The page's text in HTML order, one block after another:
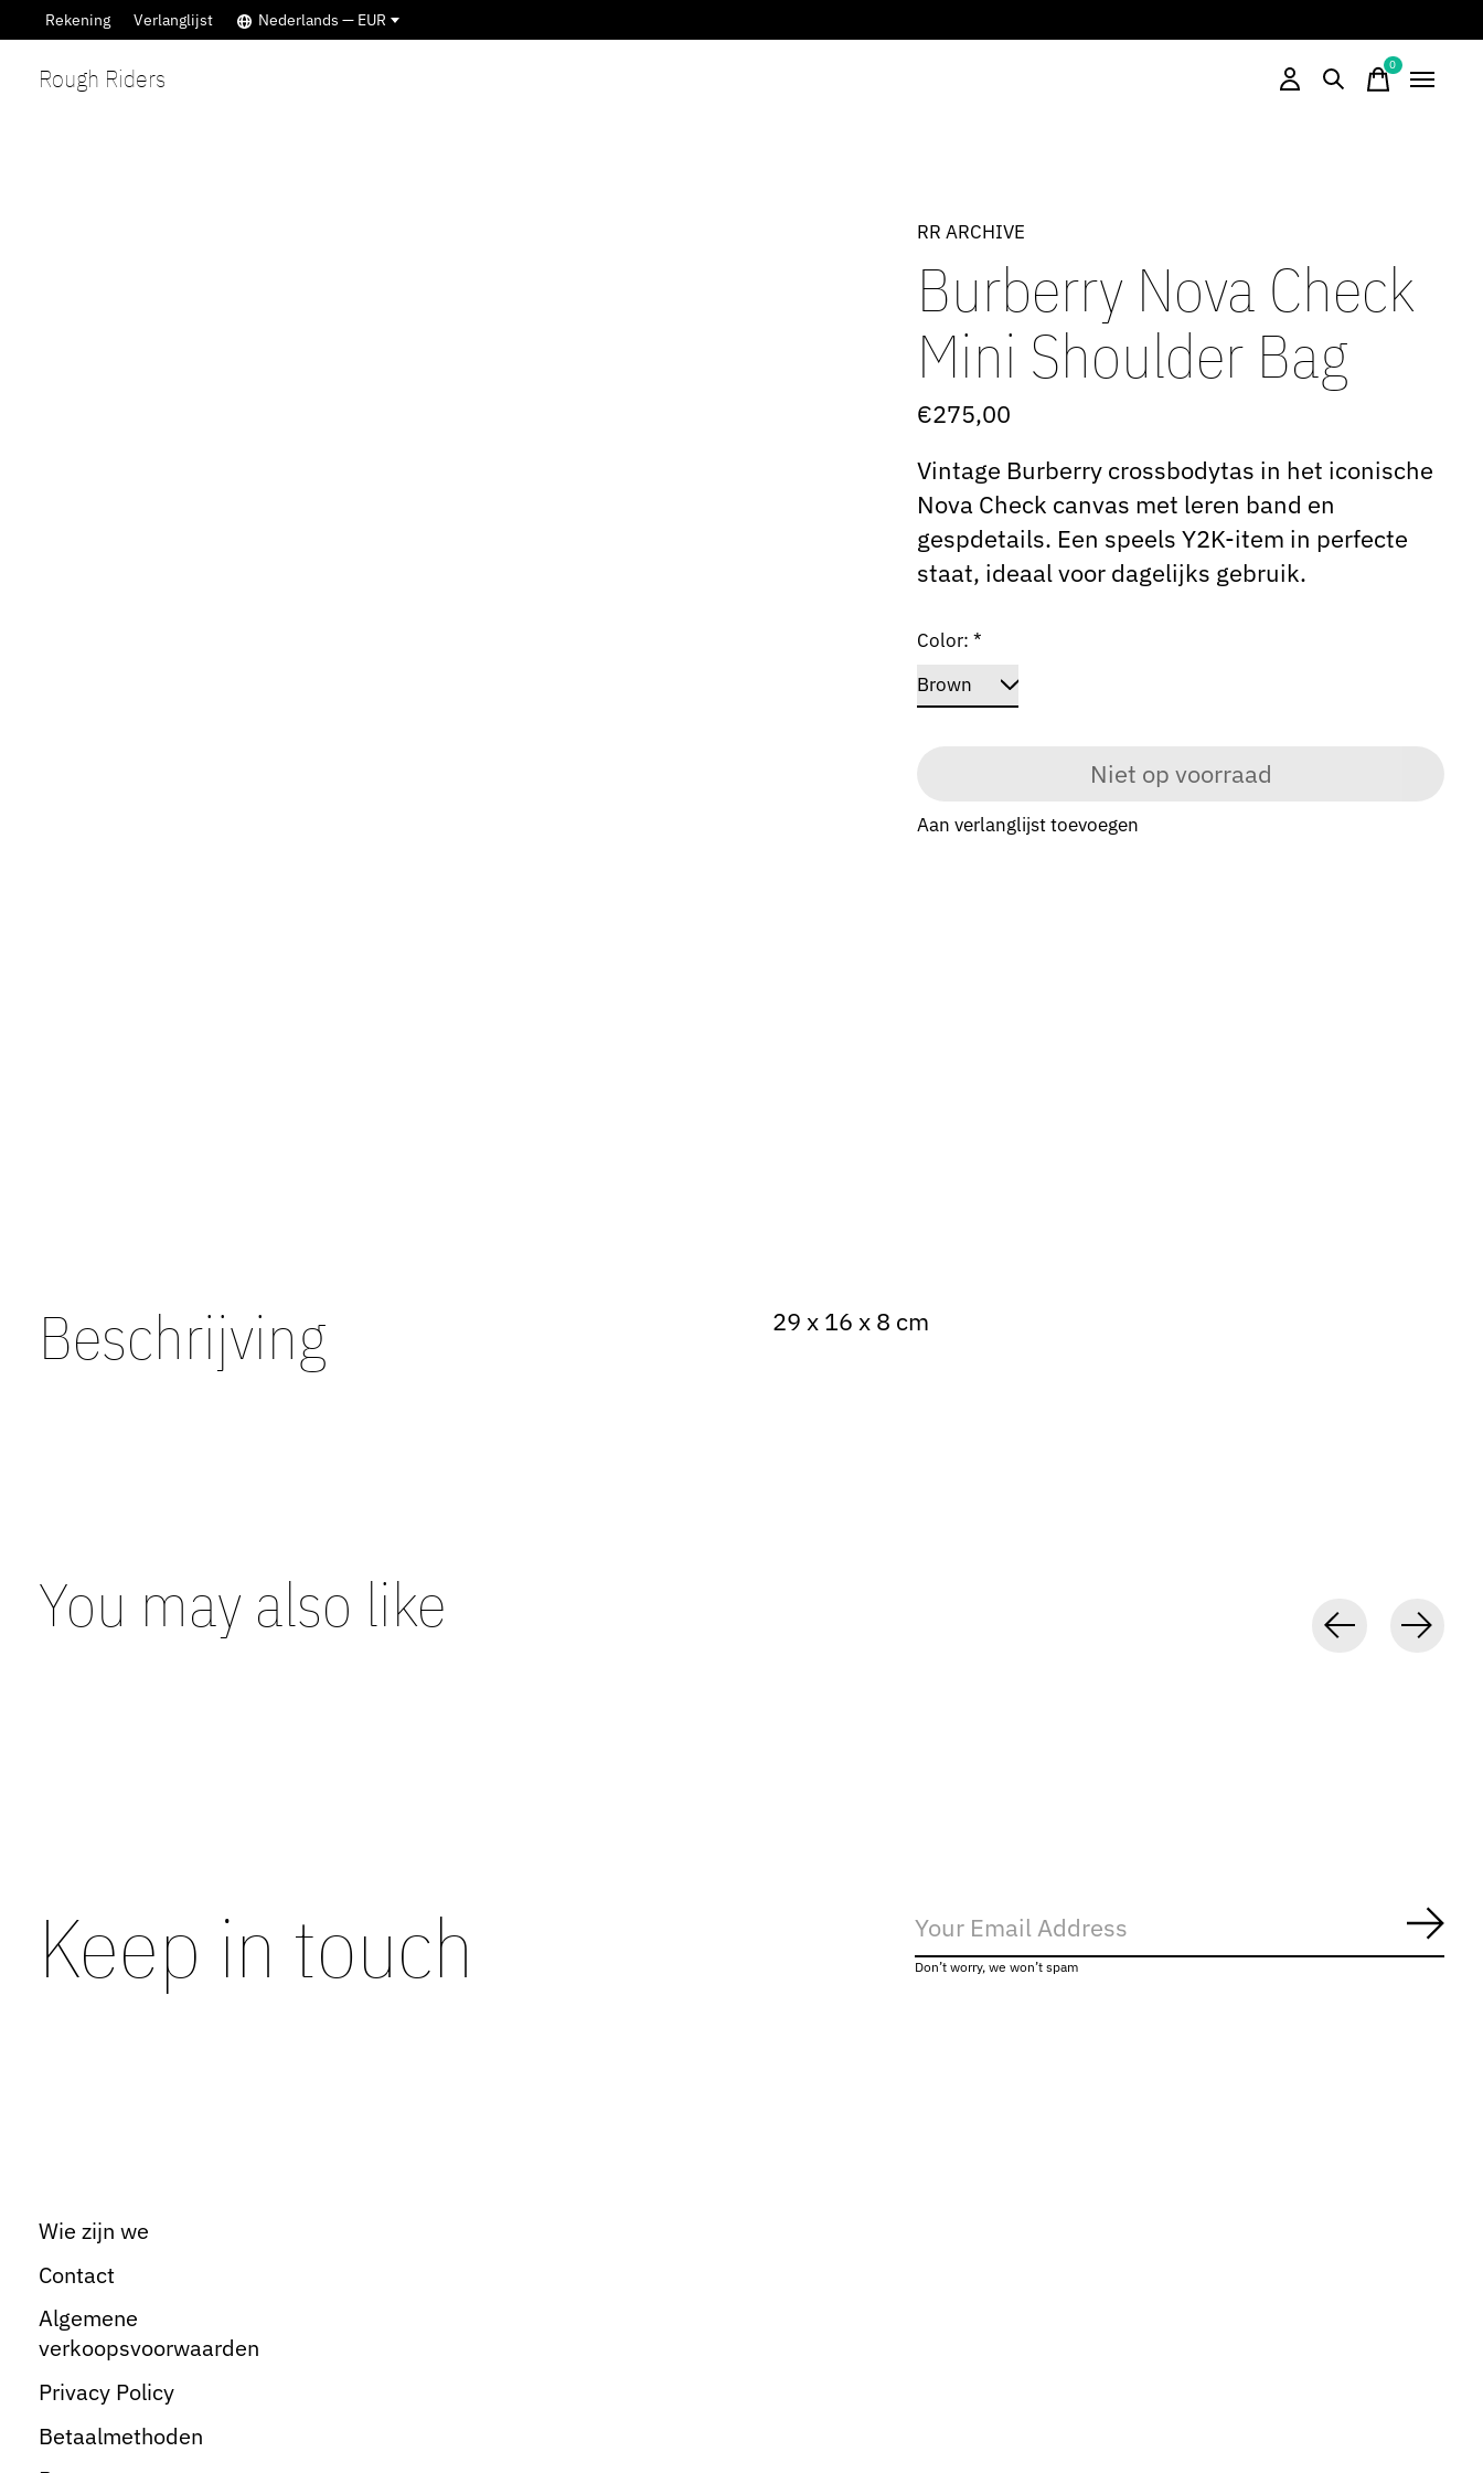
Rekening Verlanglijst Nederlands — EUR
Rough Riders 0items
RR ARCHIVE
Burberry Nova Check
Mini Shoulder Bag
€275,00
Vintage Burberry crossbodytas in het iconische
Nova Check canvas met leren band en
gespdetails. Een speels Y2K-item in perfecte
staat, ideaal voor dagelijks gebruik.
Color:*
Niet op voorraad
Aan verlanglijst toevoegen
Beschrijving 29 x 16 x 8 cm
You may also like
Keep in touch Don’t worry, we won’t spam
Wie zijn we
Contact
Algemene
verkoopsvoorwaarden
Privacy Policy
Betaalmethoden